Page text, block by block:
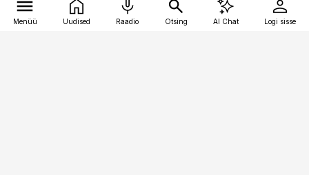
Menüü Uudised Raadio Otsing AI Chat Logi sisse